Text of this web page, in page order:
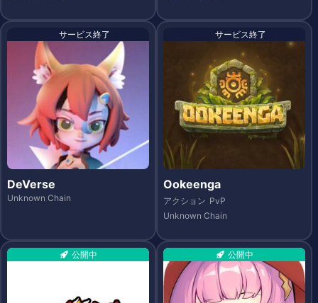
サービス終了
DeVerse
Unknown Chain
サービス終了
Ookeenga
アクション PvP
Unknown Chain
公開中 公開中